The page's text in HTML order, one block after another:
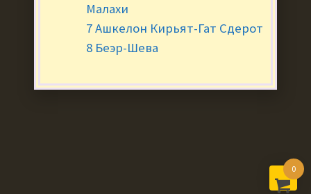
0
Малахи
7 Ашкелон Кирьят-Гат Сдерот
8 Беэр-Шева